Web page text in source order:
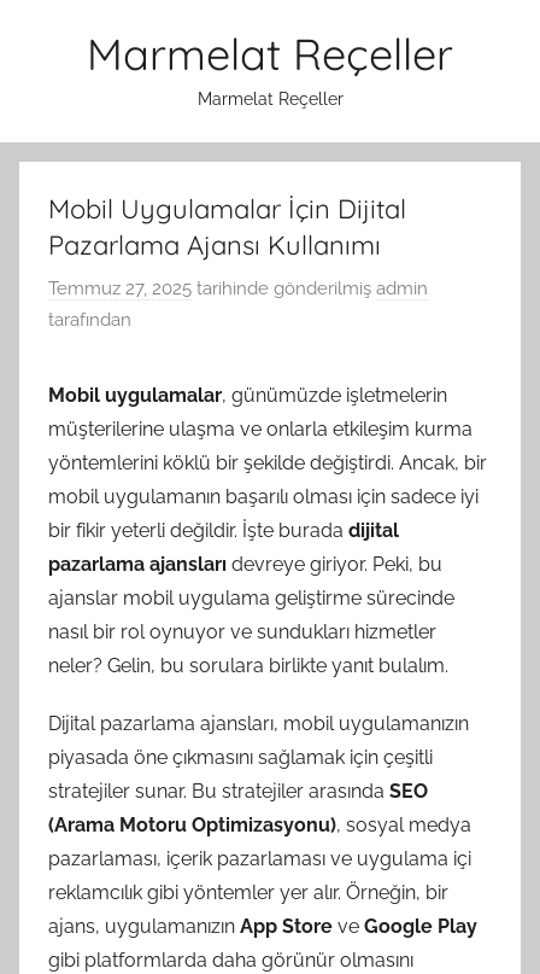
Marmelat Reçeller
Marmelat Reçeller
Mobil Uygulamalar İçin Dijital
Pazarlama Ajansı Kullanımı
Temmuz 27, 2025 tarihinde gönderilmiş admin
tarafından
Mobil uygulamalar, günümüzde işletmelerin
müşterilerine ulaşma ve onlarla etkileşim kurma
yöntemlerini köklü bir şekilde değiştirdi. Ancak, bir
mobil uygulamanın başarılı olması için sadece iyi
bir fikir yeterli değildir. İşte burada dijital
pazarlama ajansları devreye giriyor. Peki, bu
ajanslar mobil uygulama geliştirme sürecinde
nasıl bir rol oynuyor ve sundukları hizmetler
neler? Gelin, bu sorulara birlikte yanıt bulalım.
Dijital pazarlama ajansları, mobil uygulamanızın
piyasada öne çıkmasını sağlamak için çeşitli
stratejiler sunar. Bu stratejiler arasında SEO
(Arama Motoru Optimizasyonu), sosyal medya
pazarlaması, içerik pazarlaması ve uygulama içi
reklamcılık gibi yöntemler yer alır. Örneğin, bir
ajans, uygulamanızın App Store ve Google Play
gibi platformlarda daha görünür olmasını